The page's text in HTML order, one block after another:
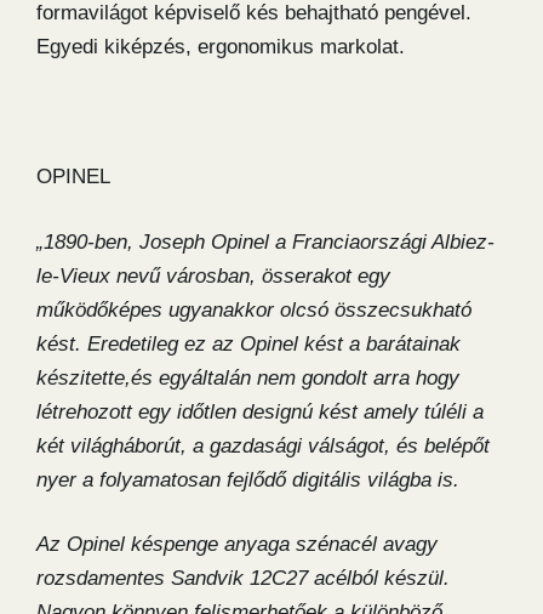
formavilágot képviselő kés behajtható pengével.
Egyedi kiképzés, ergonomikus markolat.
OPINEL
„1890-ben, Joseph Opinel a Franciaországi Albiez-
le-Vieux nevű városban, össerakot egy
működőképes ugyanakkor olcsó összecsukható
kést. Eredetileg ez az Opinel kést a barátainak
készitette,és egyáltalán nem gondolt arra hogy
létrehozott egy időtlen designú kést amely túléli a
két világháborút, a gazdasági válságot, és belépőt
nyer a folyamatosan fejlődő digitális világba is.
Az Opinel késpenge anyaga szénacél avagy
rozsdamentes Sandvik 12C27 acélból készül.